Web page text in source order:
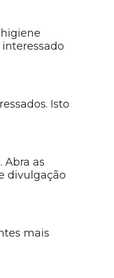
Isto
as
divulgação
mais